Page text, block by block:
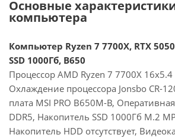
Основные
компьютера
Компьютер Ryzen 7 7700X, RTX
SSD 1000Гб, B650
Процессор AMD Ryzen 7 7700X 16x5.4
Охлаждение процессора Jonsbo CR-
плата MSI PRO B650M-B,
DDR5, Накопитель SSD 1000Гб M.2
Накопитель HDD отсутствует,